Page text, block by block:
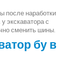
после наработки
экскаватора с
сменить шины.
бу в